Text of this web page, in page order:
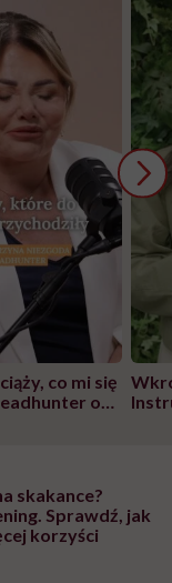
co mi się
o
skakance?
Sprawdź, jak
korzyści